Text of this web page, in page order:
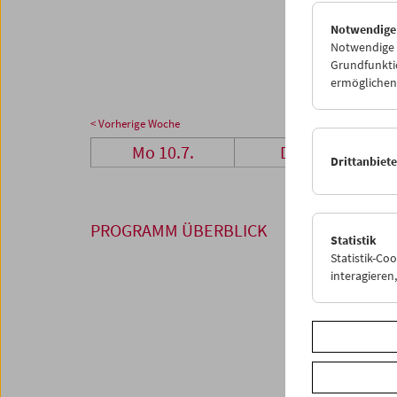
31
< Vorherige Woche
Mo 10.7. Di 11.7.
PROGRAMM ÜBERBLICK
Notwendige
Statistik
Statistik-